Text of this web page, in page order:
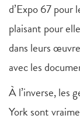
d’Expo 67 pour
plaisant pour
dans leurs
avec les
À l’inverse, les
York sont